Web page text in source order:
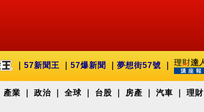
57新聞王 57爆新聞 夢想街57號
產業 政治 全球 台股 房產 汽車 理財